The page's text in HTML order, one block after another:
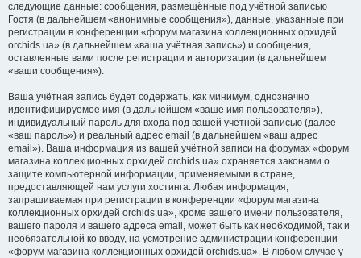
следующие данные: сообщения, размещённые под учётной записью
Гостя (в дальнейшем «анонимные сообщения»), данные, указанные при
регистрации в конференции «форум магазина коллекционных орхидей
orchids.ua» (в дальнейшем «ваша учётная запись») и сообщения,
оставленные вами после регистрации и авторизации (в дальнейшем
«ваши сообщения»).
Ваша учётная запись будет содержать, как минимум, однозначно
идентифицируемое имя (в дальнейшем «ваше имя пользователя»),
индивидуальный пароль для входа под вашей учётной записью (далее
«ваш пароль») и реальный адрес email (в дальнейшем «ваш адрес
email»). Ваша информация из вашей учётной записи на форумах «форум
магазина коллекционных орхидей orchids.ua» охраняется законами о
защите компьютерной информации, применяемыми в стране,
предоставляющей нам услуги хостинга. Любая информация,
запрашиваемая при регистрации в конференции «форум магазина
коллекционных орхидей orchids.ua», кроме вашего имени пользователя,
вашего пароля и вашего адреса email, может быть как необходимой, так и
необязательной ко вводу, на усмотрение администрации конференции
«форум магазина коллекционных орхидей orchids.ua». В любом случае у